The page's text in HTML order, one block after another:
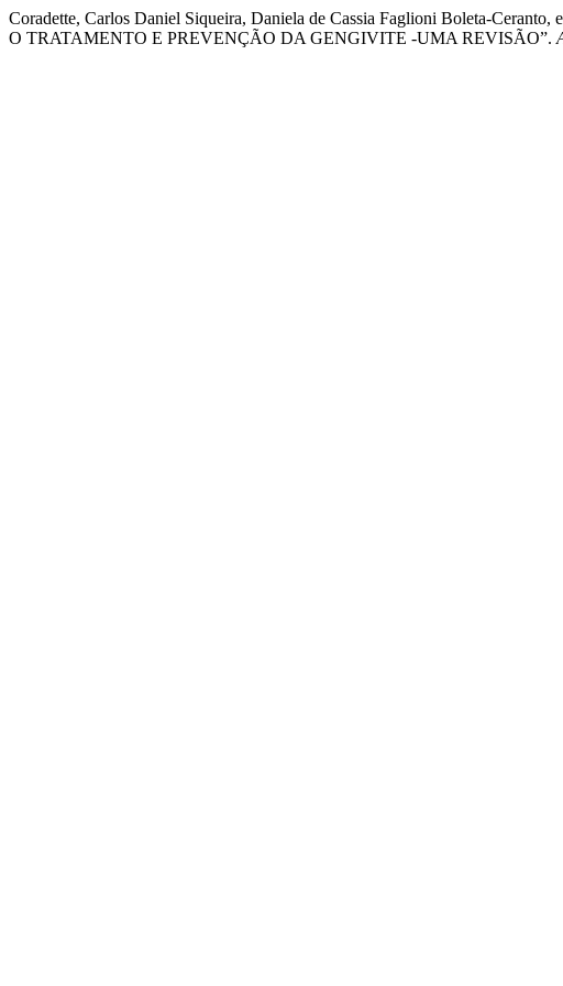
Coradette, Carlos Daniel Siqueira, Daniela de Cassia Faglioni Boleta-
O TRATAMENTO E PREVENÇÃO DA GENGIVITE -UMA REVISÃO”.